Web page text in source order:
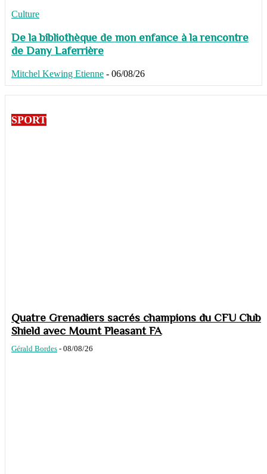
Culture
De la bibliothèque de mon enfance à la rencontre
de Dany Laferrière
Mitchel Kewing Etienne - 06/08/26
SPORT
Quatre Grenadiers sacrés champions du CFU Club
Shield avec Mount Pleasant FA
Gérald Bordes - 08/08/26